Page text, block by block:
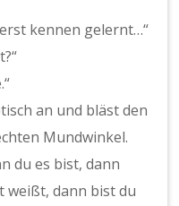
kennen gelernt…“
an und bläst den
Mundwinkel.
du es bist, dann
weißt, dann bist du